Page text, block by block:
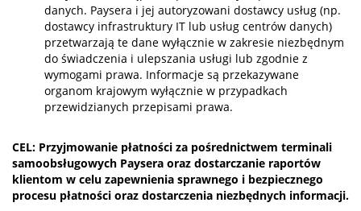
danych. Paysera i jej autoryzowani dostawcy usług (np.
dostawcy infrastruktury IT lub usług centrów danych)
przetwarzają te dane wyłącznie w zakresie niezbędnym
do świadczenia i ulepszania usługi lub zgodnie z
wymogami prawa. Informacje są przekazywane
organom krajowym wyłącznie w przypadkach
przewidzianych przepisami prawa.
CEL: Przyjmowanie płatności za pośrednictwem terminali
samoobsługowych Paysera oraz dostarczanie raportów
klientom w celu zapewnienia sprawnego i bezpiecznego
procesu płatności oraz dostarczenia niezbędnych informacji.